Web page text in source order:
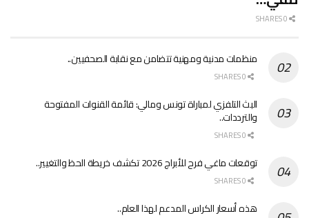
منظمات مدنية ومهنية تتضامن مع نقابة الصحفيين..
البث التلفزي لمباراة تونس ومالي: قائمة القنوات المفتوحة
والترددات..
توقعات ماغي فرح للأبراج 2026 تكشف خريطة الحظ والتغيير..
هذه أسعار الكراس المدعم لهذا العام..